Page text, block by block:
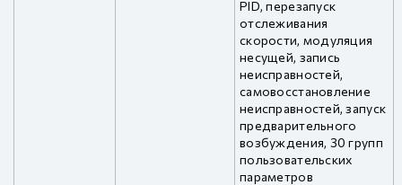
PID, перезапуск
отслеживания
скорости, модуляция
несущей, запись
неисправностей,
самовосстановление
неисправностей, запуск
предварительного
возбуждения, 30 групп
пользовательских
параметров